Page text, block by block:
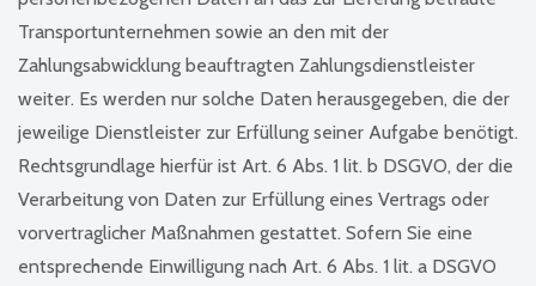
Transportunternehmen sowie an den mit der
Zahlungsabwicklung beauftragten Zahlungsdienstleister
weiter. Es werden nur solche Daten herausgegeben, die der
jeweilige Dienstleister zur Erfüllung seiner Aufgabe benötigt.
Rechtsgrundlage hierfür ist Art. 6 Abs. 1 lit. b DSGVO, der die
Verarbeitung von Daten zur Erfüllung eines Vertrags oder
vorvertraglicher Maßnahmen gestattet. Sofern Sie eine
entsprechende Einwilligung nach Art. 6 Abs. 1 lit. a DSGVO